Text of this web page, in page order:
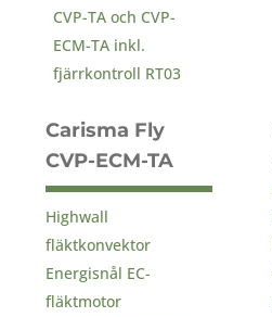
Carisma Fly
CVP-ECM-TA
Highwall
fläktkonvektor
Energisnål EC-
fläktmotor